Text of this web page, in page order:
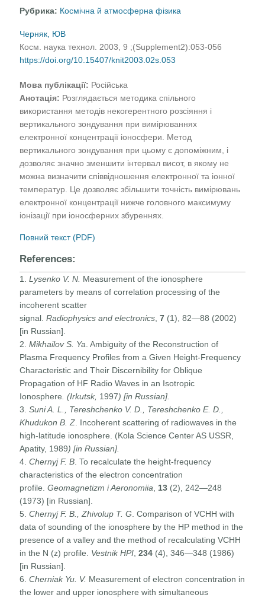
Рубрика: Космічна й атмосферна фізика
Черняк, ЮВ
Косм. наука технол. 2003, 9 ;(Supplement2):053-056
https://doi.org/10.15407/knit2003.02s.053
Мова публікації: Російська
Анотація: Розглядається методика спільного
використання методів некогерентного розсіяння і
вертикального зондування при вимірюваннях
електронної концентрації іоносфери. Метод
вертикального зондування при цьому є допоміжним, і
дозволяє значно зменшити інтервал висот, в якому не
можна визначити співвідношення електронної та іонної
температур. Це дозволяє збільшити точність вимірювань
електронної концентрації нижче головного максимуму
іонізації при іоносферних збуреннях.
Повний текст (PDF)
References:
1.Lysenko V. N. Measurement of the ionosphere
parameters by means of correlation processing of the
incoherent scatter
signal.Radiophysics andelectronics ,7 (1), 82—88 (2002)
[in Russian].
2.Mikhailov S. Ya . Ambiguity of the Reconstruction of
Plasma Frequency Profiles from a Given Height-Frequency
Characteristic and Their Discernibility for Oblique
Propagation of HF Radio Waves in an Isotropic
Ionosphere .(Irkutsk, 1997) [in Russian]
3.Suni A. L., Tereshchenko V. D., Tereshchenko E. D.,
Khudukon B. Z . Incoherent scattering of radiowaves in the
high-latitude ionosphere. (Kola Science Center AS USSR,
Apatity, 1989) [in Russian]
4.Chernyj F. B . To recalculate the height-frequency
characteristics of the electron concentration
profile.Geomagnetizm i Aeronomiia 13 (2), 242—248
(1973) [in Russian].
5.Chernyj F. B., Zhivolup T. G . Comparison of VCHH with
data of sounding of the ionosphere by the HP method in the
presence of a valley and the method of recalculating VCHH
in the N (z) profile. Vestnik HPI ,234 (4), 346—348 (1986)
[in Russian].
6.Cherniak Yu. V. Measurement of electron concentration in
the lower and upper ionosphere with simultaneous